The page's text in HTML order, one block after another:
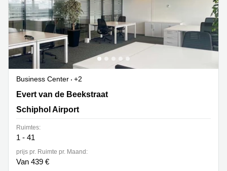
Business Center
+2
Evert van de Beekstraat 1-104,The Base B,Schiphol
Airport, Schiphol Airport
Evert van de Beekstraat
Schiphol Airport
Ruimtes:
1 - 41
prijs pr. Ruimte pr. Maand:
Van 439 €